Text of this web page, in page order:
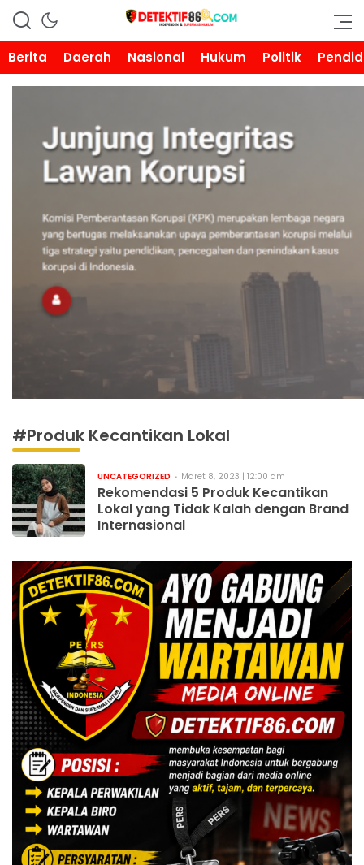
DETEKTIF86.COM
Berita
Daerah Nasional Hukum Politik
#Produk Kecantikan Lokal
UNCATEGORIZED Maret 8, 2023 | 12:00 am
Rekomendasi 5 Produk Kecantikan
Lokal yang Tidak Kalah dengan Brand
Internasional